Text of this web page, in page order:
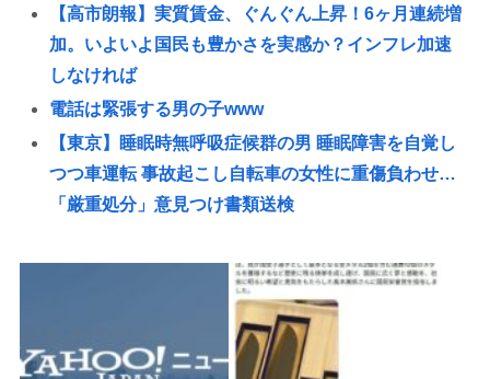
【高市朗報】実質賃金、ぐんぐん上昇！6ヶ月連続増
加。いよいよ国民も豊かさを実感か？インフレ加速
しなければ
電話は緊張する男の子www
【東京】睡眠時無呼吸症候群の男 睡眠障害を自覚し
つつ車運転 事故起こし自転車の女性に重傷負わせ…
「厳重処分」意見つけ書類送検
国民栄誉賞受賞副賞《包丁10本》に”高市総理の名前
重大インシデント該当せず、ANAと国交省機の接近
で航空機衝突防止装置（TCAS）の警報が作動したト